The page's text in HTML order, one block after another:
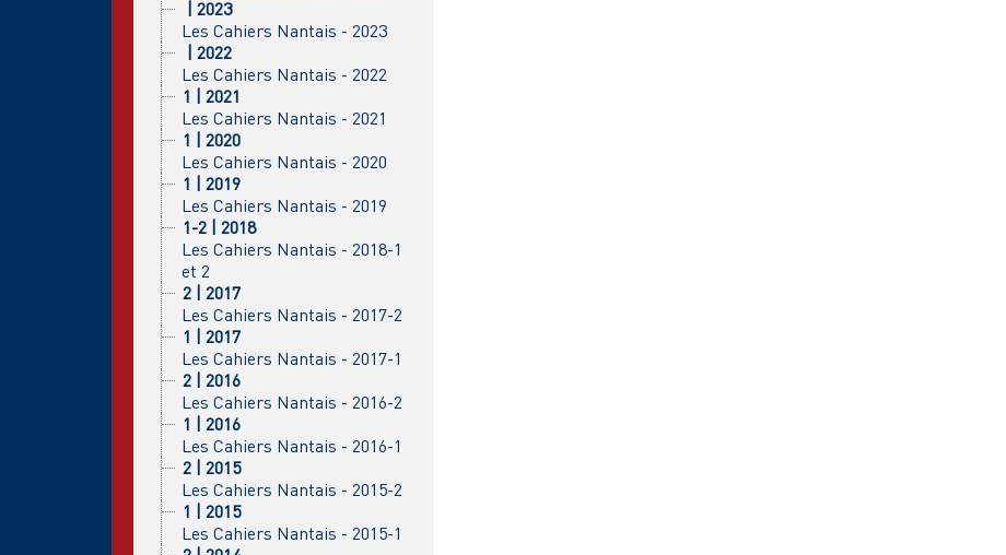
| 2023
Les Cahiers Nantais - 2023
| 2022
Les Cahiers Nantais - 2022
1 | 2021
Les Cahiers Nantais - 2021
1 | 2020
Les Cahiers Nantais - 2020
1 | 2019
Les Cahiers Nantais - 2019
1-2 | 2018
Les Cahiers Nantais - 2018-1
et 2
2 | 2017
Les Cahiers Nantais - 2017-2
1 | 2017
Les Cahiers Nantais - 2017-1
2 | 2016
Les Cahiers Nantais - 2016-2
1 | 2016
Les Cahiers Nantais - 2016-1
2 | 2015
Les Cahiers Nantais - 2015-2
1 | 2015
Les Cahiers Nantais - 2015-1